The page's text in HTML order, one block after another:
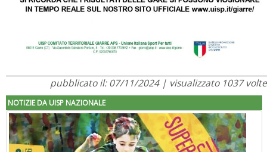
pubblicato il: 07/11/2024 | visualizzato 1037 volte
NOTIZIE DA UISP NAZIONALE